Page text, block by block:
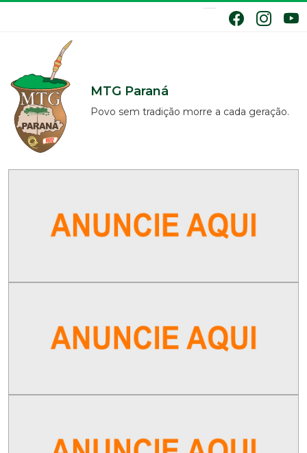
MTG Paraná
Povo sem tradição morre a cada geração.